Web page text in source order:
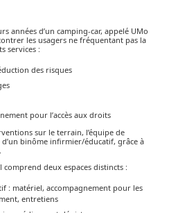
années d’un camping-car, appelé UMo
les usagers ne fréquentant pas la
services :
des risques
pour l’accès aux droits
sur le terrain, l’équipe de
binôme infirmier/éducatif, grâce à
deux espaces distincts :
: matériel, accompagnement pour les
entretiens